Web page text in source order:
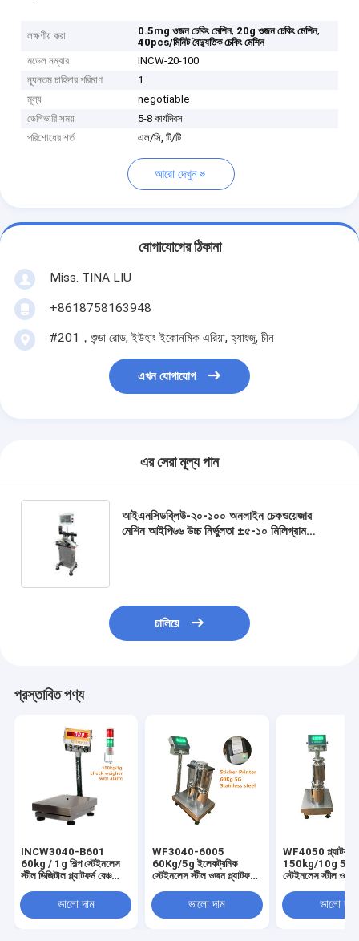
লক্ষণীয় করা 0.5mg ওজন চেকিং মেশিন, 20g ওজন চেকিং মেশিন,
40pcs/মিনিট বৈদ্যুতিক চেকিং মেশিন
মডেল নম্বার
INCW-20-100
ন্যূনতম চাহিদার পরিমাণ
1
মূল্য
negotiable
ডেলিভারি সময়
5-8 কার্যদিবস
পরিশোধের শর্ত
এল/সি, টি/টি
আরো দেখুন
যোগাযোগের ঠিকানা
Miss. TINA LIU
+8618758163948
#201，শুন্ডা রোড, ইউহাং ইকোনমিক এরিয়া, হ্যাংজু, চীন
এখন যোগাযোগ
এর সেরা মূল্য পান
আইএনসিডব্লিউ-২০-১০০ অনলাইন চেকওয়েজার
মেশিন আইপি৬৬ উচ্চ নির্ভুলতা ±৫-১০ মিলিগ্রাম
চালিয়ে
প্রস্তাবিত পণ্য
INCW3040-B601
60kg / 1g শিল্প স্টেইনলেস
স্টীল ডিজিটাল প্ল্যাটফর্ম বেঞ্চ
LED/LCD SS ডিসপ্লে
220VAC
ভালো দাম
WF3040-6005
60Kg/5g ইলেকট্রনিক
স্টেইনলেস স্টীল ওজন প্ল্যাটফর্ম
স্কেল এসএস সূচক 220VAC
সহ
ভালো দাম
WF4050 প্ল্যাটফর্ম
150kg/10g 50g
স্টেইনলেস স্টীল ওজন
স্কেল 220VAC
ডিসপালি সহ
ভালো দাম